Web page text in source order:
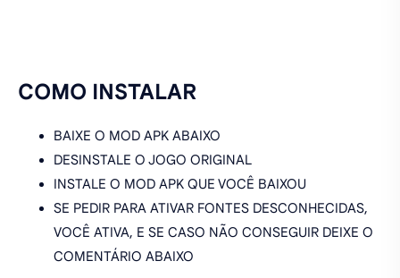
COMO INSTALAR
BAIXE O MOD APK ABAIXO
DESINSTALE O JOGO ORIGINAL
INSTALE O MOD APK QUE VOCÊ BAIXOU
SE PEDIR PARA ATIVAR FONTES DESCONHECIDAS,
VOCÊ ATIVA, E SE CASO NÃO CONSEGUIR DEIXE O
COMENTÁRIO ABAIXO